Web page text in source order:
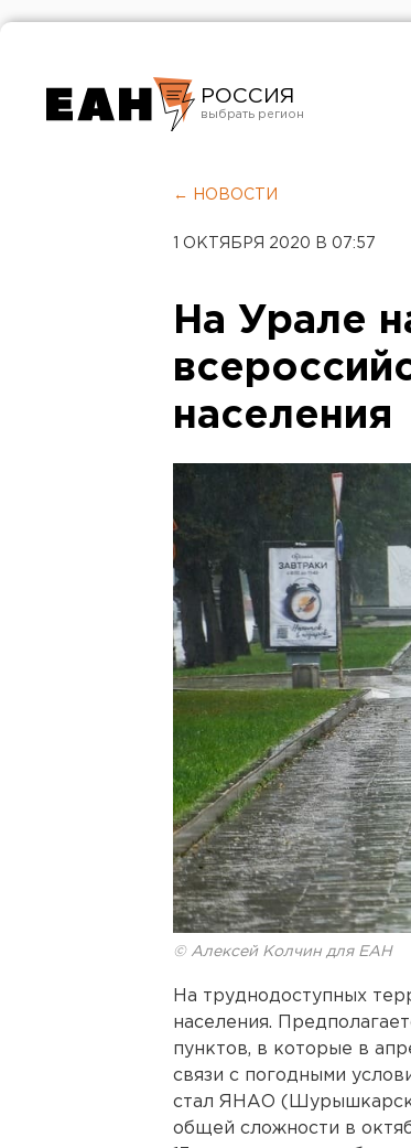
РОССИЯ
Челябинск
← НОВОСТИ
1 ОКТЯБРЯ 2020 В 07:57
На Урале
населения
© Алексей Колчин для ЕАН
На труднодоступных
населения.
пунктов, в которые в
связи с погодными
стал ЯНАО
общей сложности в